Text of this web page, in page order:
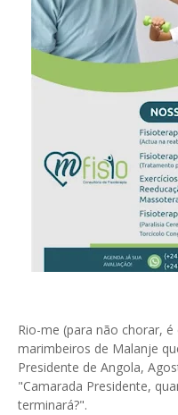
Rio-me (para não chorar,
marimbeiros de Malanje
Presidente de Angola,
"Camarada Presidente,
terminará?".